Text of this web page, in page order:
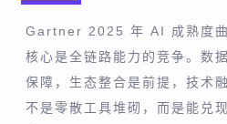
Gartner 2025 年 AI 成熟度曲
核心是全链路能力的竞争。数
保障，生态整合是前提，技术
不是零散工具堆砌，而是能兑